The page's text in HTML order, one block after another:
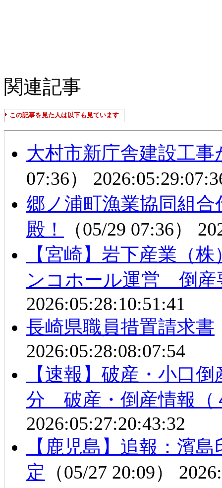
関連記事
この記事を見た人は以下も見ています
大村市新庁舎建設工
07:36）
郷ノ浦町漁業協同組
殿！
（05/29 07:36）
【宮崎】岩下産業（
ンコホール運営 倒産
2026:05:28:10:51:41
長崎県職員措置請求書
2026:05:28:08:07:54
【速報】破産・小口
分 破産・倒産情報（
2026:05:27:20:43:32
【鹿児島】追報：濱
定 （05/27 20:09）